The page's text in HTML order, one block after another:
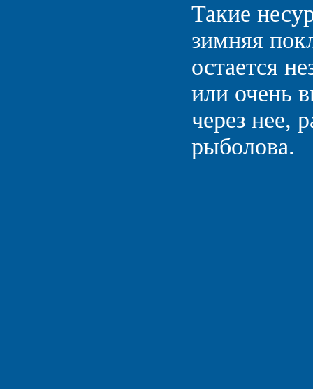
Такие
зимняя
остается
или очень
через нее,
рыболова.